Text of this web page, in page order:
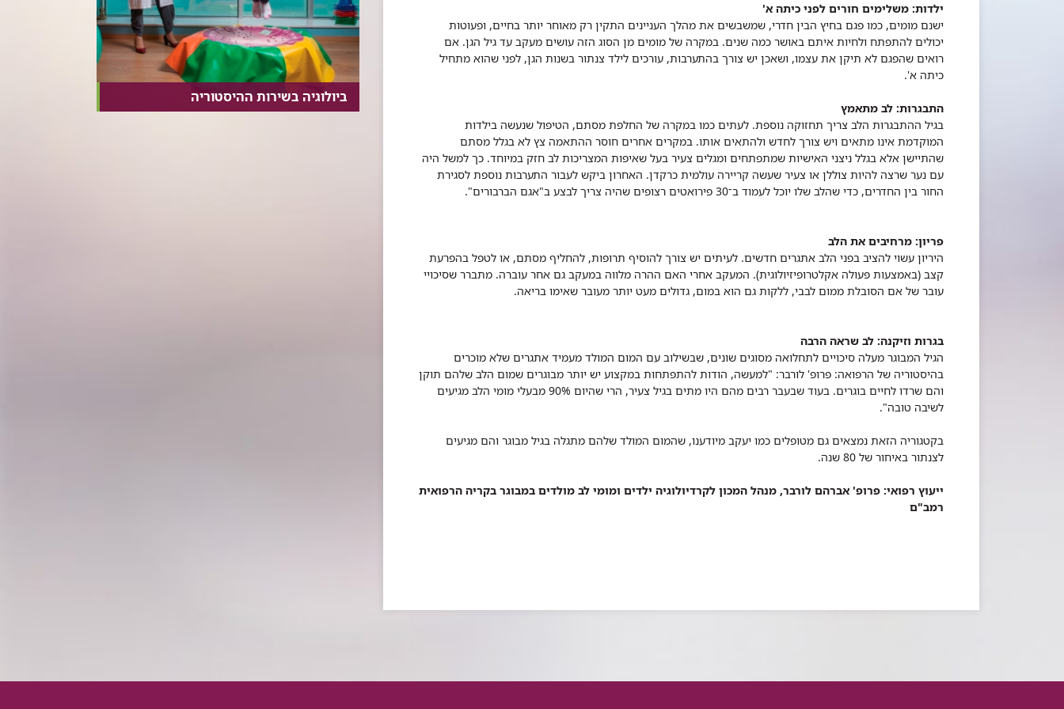
ילדות: משלימים חורים לפני כיתה א'
ישנם מומים, כמו פגם בחיץ הבין חדרי, שמשבשים את מהלך העניינים התקין רק מאוחר יותר בחיים, ופעוטות
יכולים להתפתח ולחיות איתם באושר כמה שנים. במקרה של מומים מן הסוג הזה עושים מעקב עד גיל הגן. אם
רואים שהפגם לא תיקן את עצמו, ושאכן יש צורך בהתערבות, עורכים לילד צנתור בשנות הגן, לפני שהוא מתחיל
כיתה א'.
התבגרות: לב מתאמץ
בגיל ההתבגרות הלב צריך תחזוקה נוספת. לעתים כמו במקרה של החלפת מסתם, הטיפול שנעשה בילדות
המוקדמת אינו מתאים ויש צורך לחדש ולהתאים אותו. במקרים אחרים חוסר ההתאמה צץ לא בגלל מסתם
שהתיישן אלא בגלל ניצני האישיות שמתפתחים ומגלים צעיר בעל שאיפות המצריכות לב חזק במיוחד. כך למשל היה
עם נער שרצה להיות צוללן או צעיר שעשה קריירה עולמית כרקדן. האחרון ביקש לעבור התערבות נוספת לסגירת
החור בין החדרים, כדי שהלב שלו יוכל לעמוד ב־30 פירואטים רצופים שהיה צריך לבצע ב"אגם הברבורים".
פריון: מרחיבים את הלב
היריון עשוי להציב בפני הלב אתגרים חדשים. לעיתים יש צורך להוסיף תרופות, להחליף מסתם, או לטפל בהפרעת
קצב (באמצעות פעולה אקלטרופיזיולוגית). המעקב אחרי האם ההרה מלווה במעקב גם אחר עוברה. מתברר שסיכויי
עובר של אם הסובלת ממום לבבי, ללקות גם הוא במום, גדולים מעט יותר מעובר שאימו בריאה.
בגרות וזיקנה: לב שראה הרבה
הגיל המבוגר מעלה סיכויים לתחלואה מסוגים שונים, שבשילוב עם המום המולד מעמיד אתגרים שלא מוכרים
בהיסטוריה של הרפואה: פרופ' לורבר: "למעשה, הודות להתפתחות במקצוע יש יותר מבוגרים שמום הלב שלהם תוקן
והם שרדו לחיים בוגרים. בעוד שבעבר רבים מהם היו מתים בגיל צעיר, הרי שהיום 90% מבעלי מומי הלב מגיעים
לשיבה טובה".
בקטגוריה הזאת נמצאים גם מטופלים כמו יעקב מיודענו, שהמום המולד שלהם מתגלה בגיל מבוגר והם מגיעים
לצנתור באיחור של 80 שנה.
ייעוץ רפואי: פרופ' אברהם לורבר, מנהל המכון לקרדיולוגיה ילדים ומומי לב מולדים במבוגר בקריה הרפואית
רמב"ם
ביולוגיה בשירות ההיסטוריה